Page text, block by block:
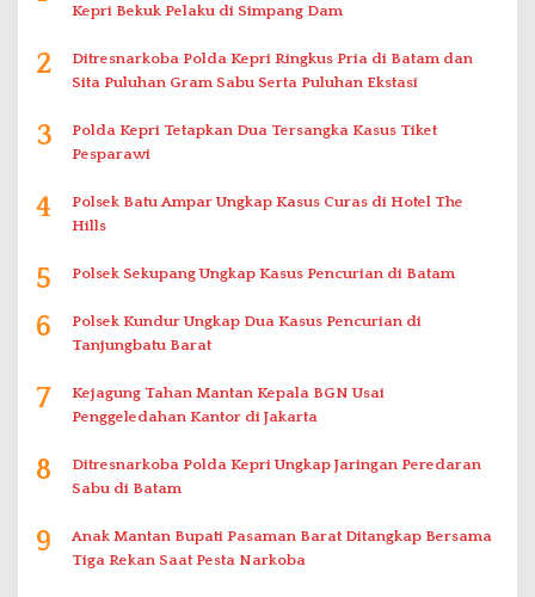
Kepri Bekuk Pelaku di Simpang Dam
2
Ditresnarkoba Polda Kepri Ringkus Pria di Batam dan
Sita Puluhan Gram Sabu Serta Puluhan Ekstasi
3
Polda Kepri Tetapkan Dua Tersangka Kasus Tiket
Pesparawi
4
Polsek Batu Ampar Ungkap Kasus Curas di Hotel The
Hills
5 Polsek Sekupang Ungkap Kasus Pencurian di Batam
6
Polsek Kundur Ungkap Dua Kasus Pencurian di
Tanjungbatu Barat
7
Kejagung Tahan Mantan Kepala BGN Usai
Penggeledahan Kantor di Jakarta
8
Ditresnarkoba Polda Kepri Ungkap Jaringan Peredaran
Sabu di Batam
9
Anak Mantan Bupati Pasaman Barat Ditangkap Bersama
Tiga Rekan Saat Pesta Narkoba